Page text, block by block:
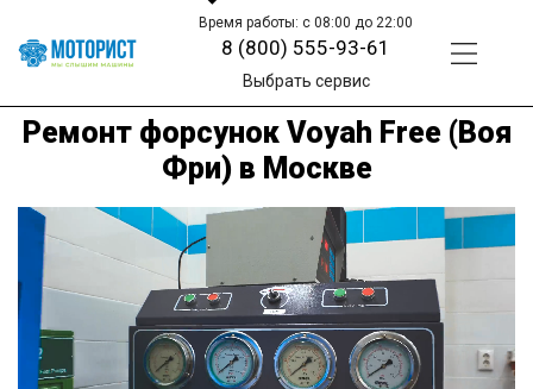
Время работы: с 08:00 до 22:00
8 (800) 555-93-61
Выбрать сервис
Ремонт форсунок Voyah Free (Воя
Фри) в Москве